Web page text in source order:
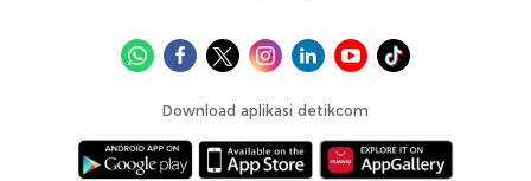
Download aplikasi detikcom